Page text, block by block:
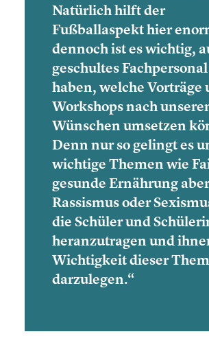
Natürlich hilft der
Fußballaspekt hier
dennoch ist es wichtig,
geschul­tes
haben, welche Vorträge
Workshops nach
Wünschen umsetzen
Denn nur so gelingt es
wichtige Themen wie
gesunde Ernährung
Rassismus oder
die Schüler und
heran­zu­tra­gen und
Wichtig­keit dieser
darzu­le­gen.“